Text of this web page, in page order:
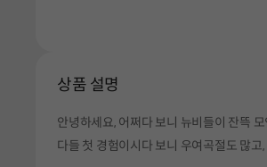
상품 설명
안녕하세요, 어쩌다 보니 뉴비들이 잔뜩
다들 첫 경험이시다 보니 우여곡절도 많